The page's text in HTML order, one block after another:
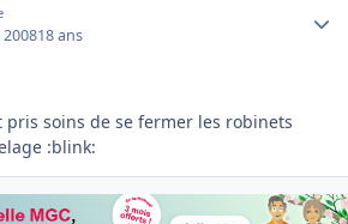
18 ans
pris soins de se fermer les robinets
:blink: